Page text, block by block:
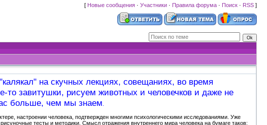
[ Новые сообщения · Участники · Правила форума · Поиск · RSS ]
на скучных лекциях, совещаниях, во время
то завитушки, рисуем животных и человечков и даже не
больше, чем мы знаем
настроении человека, подтвержден многими психологическими исследованиями. Уже
тесты и методики. Смысл отражения внутреннего мира человека на бумаге таков: